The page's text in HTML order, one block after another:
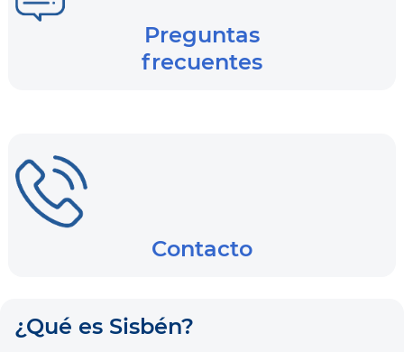
Preguntas
frecuentes
Contacto
¿Qué es Sisbén?